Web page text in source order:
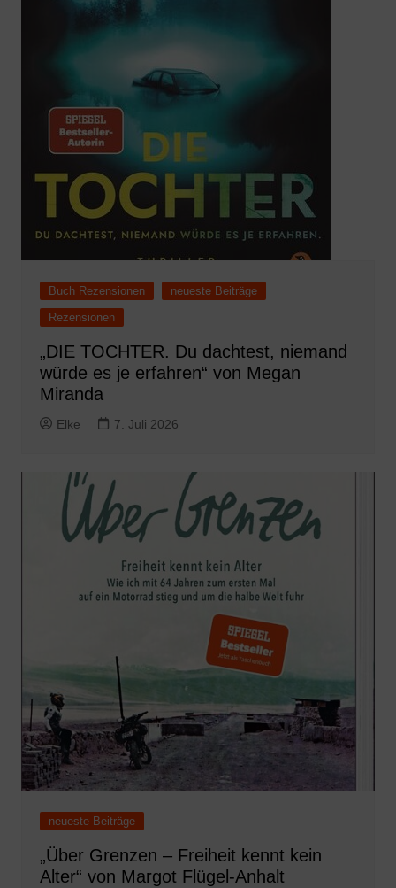
Buch Rezensionen
neueste Beiträge
Rezensionen
„DIE TOCHTER. Du dachtest, niemand
würde es je erfahren“ von Megan
Miranda
Elke 7. Juli 2026
neueste Beiträge
„Über Grenzen – Freiheit kennt kein
Alter“ von Margot Flügel-Anhalt